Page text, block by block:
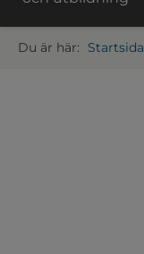
Startsida